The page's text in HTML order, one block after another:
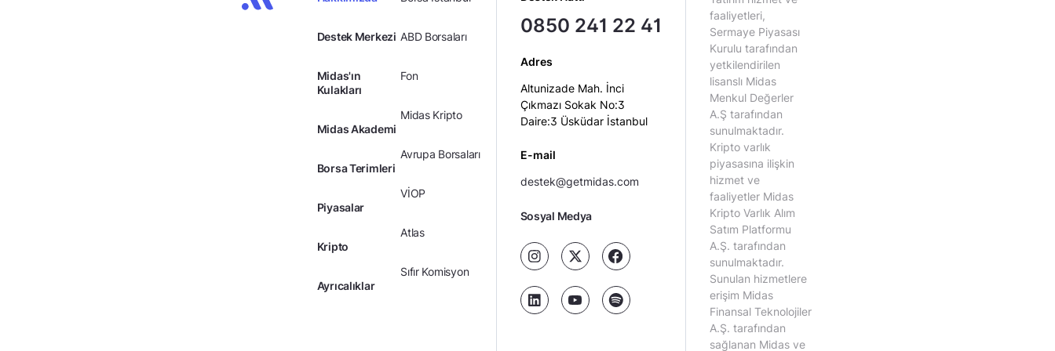
Destek Merkezi
Midas'ın
Kulakları
Midas Akademi
Borsa Terimleri
Piyasalar
Kripto
Ayrıcalıklar
ABD Borsaları
Fon
Midas Kripto
Avrupa Borsaları
VİOP
Atlas
Sıfır Komisyon
0850 241 22 41
Adres
Altunizade Mah. İnci
Çıkmazı Sokak No:3
Daire:3 Üsküdar İstanbul
E-mail
destek@getmidas.com
Sosyal Medya
faaliyetleri,
Sermaye Piyasası
Kurulu tarafından
yetkilendirilen
lisanslı Midas
Menkul Değerler
A.Ş tarafından
sunulmaktadır.
Kripto varlık
piyasasına ilişkin
hizmet ve
faaliyetler Midas
Kripto Varlık Alım
Satım Platformu
A.Ş. tarafından
sunulmaktadır.
Sunulan hizmetlere
erişim Midas
Finansal Teknolojiler
A.Ş. tarafından
sağlanan Midas ve